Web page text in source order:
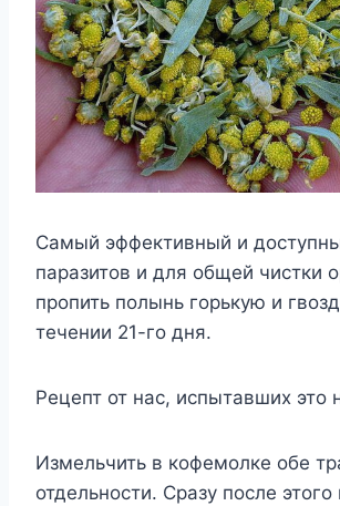
Самый эффективный и
паразитов и для общей чистки
пропить полынь горькую и
течении 21-го дня.
Рецепт от нас, испытавших это
Измельчить в кофемолке обе
отдельности. Сразу после